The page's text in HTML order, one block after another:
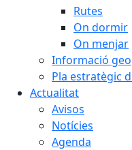
Rutes
On dormir
On menjar
Informació
Pla estratègic
Actualitat
Avisos
Notícies
Agenda